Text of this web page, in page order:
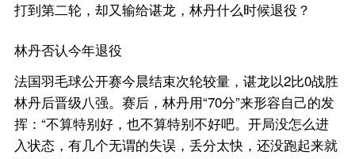
打到第二轮，却又输给谌龙，林丹什么时候退役？
林丹否认今年退役
法国羽毛球公开赛今晨结束次轮较量，谌龙以2比0战胜
林丹后晋级八强。赛后，林丹用“70分”来形容自己的发
挥：“不算特别好，也不算特别不好吧。开局没怎么进
入状态，有几个无谓的失误，丢分太快，还没跑起来就